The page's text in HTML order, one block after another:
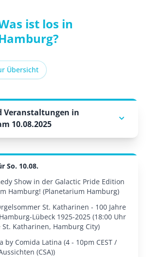
Portal für Events und
ist los in
Übersicht
Veranstaltungen in
10.08.2025
So. 10.08.
Show in der Galactic Pride Edition
Hamburg! (Planetarium Hamburg)
St. Katharinen - 100 Jahre
Lübeck 1925-2025 (18:00 Uhr
Katharinen, Hamburg City)
by Comida Latina (4 - 10pm CEST /
(CSA))